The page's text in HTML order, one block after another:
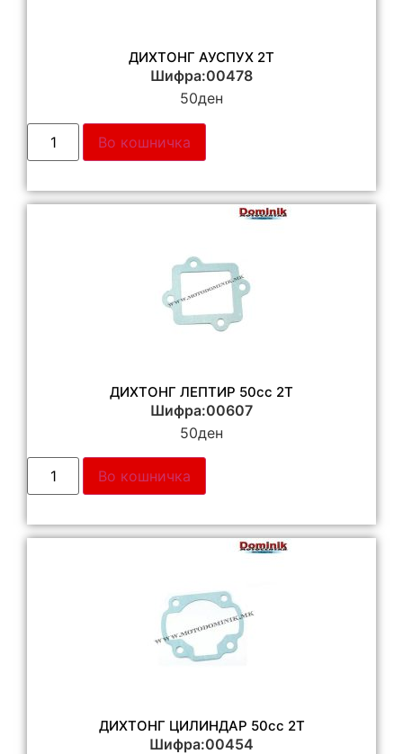
ДИХТОНГ АУСПУХ 2Т
Шифра:00478
50ден
Во кошничка
ДИХТОНГ ЛЕПТИР 50cc 2T
Шифра:00607
50ден
Во кошничка
ДИХТОНГ ЦИЛИНДАР 50cc 2T
Шифра:00454